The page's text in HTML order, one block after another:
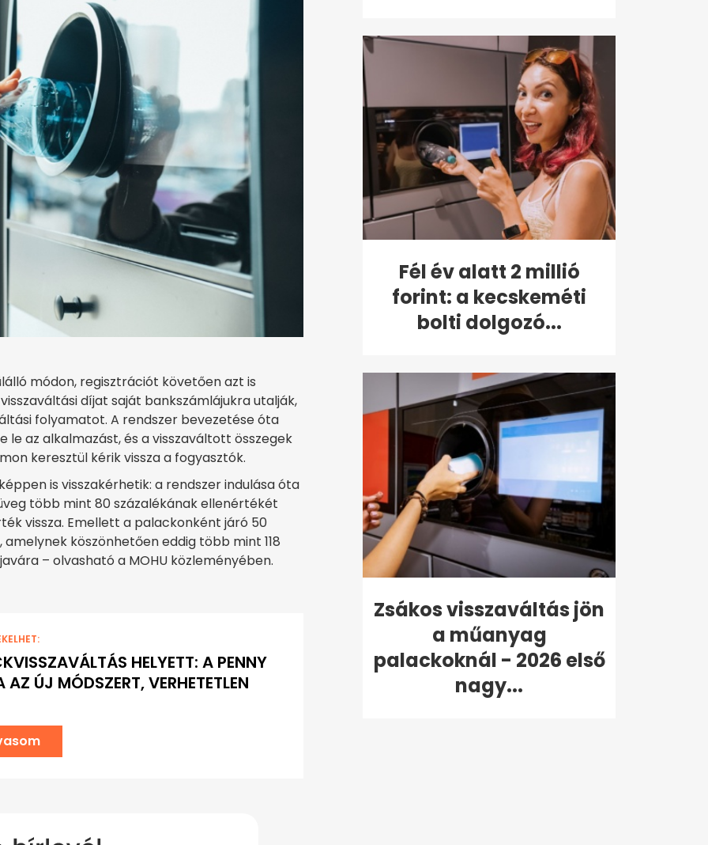
módon, regisztrációt követően azt is
díjat saját bankszámlájukra utalják,
folyamatot. A rendszer bevezetése óta
az alkalmazást, és a visszaváltott összegek
keresztül kérik vissza a fogyasztók.
is visszakérhetik: a rendszer indulása óta
több mint 80 százalékának ellenértékét
vissza. Emellett a palackonként járó 50
köszönhetően eddig több mint 118
– olvasható a MOHU közleményében.
HELYETT: A PENNY
AZ ÚJ MÓDSZERT, VERHETETLEN
Fél év alatt 2 millió
forint: a kecskeméti
bolti dolgozó...
Zsákos visszaváltás jön
a műanyag
palackoknál - 2026 első
nagy...